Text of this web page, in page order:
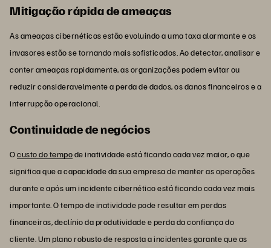
Mitigação rápida de ameaças
As ameaças cibernéticas estão evoluindo a uma taxa alarmante e os
invasores estão se tornando mais sofisticados. Ao detectar, analisar e
conter ameaças rapidamente, as organizações podem evitar ou
reduzir consideravelmente a perda de dados, os danos financeiros e a
interrupção operacional.
Continuidade de negócios
Ocusto do tempode inatividade está ficando cada vez maior, o que
significa que a capacidade da sua empresa de manter as operações
durante e após um incidente cibernético está ficando cada vez mais
importante. O tempo de inatividade pode resultar em perdas
financeiras, declínio da produtividade e perda da confiança do
cliente. Um plano robusto de resposta a incidentes garante que as